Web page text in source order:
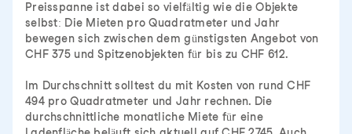
Preisspanne ist dabei so vielfältig wie die Objekte
selbst: Die Mieten pro Quadratmeter und Jahr
bewegen sich zwischen dem günstigsten Angebot von
CHF 375 und Spitzenobjekten für bis zu CHF 612.
Im Durchschnitt solltest du mit Kosten von rund CHF
494 pro Quadratmeter und Jahr rechnen. Die
durchschnittliche monatliche Miete für eine